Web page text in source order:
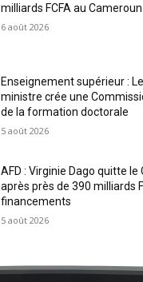
milliards FCFA au
6 août 2026
Enseignement supérieur :
ministre crée une
de la formation doctorale
5 août 2026
AFD : Virginie Dago quitte le
après près de 390 milliards
financements
5 août 2026